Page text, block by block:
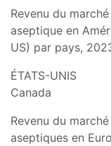
Revenu du
aseptique en
US) par pays,
ÉTATS-UNIS
Canada
Revenu du
aseptiques en